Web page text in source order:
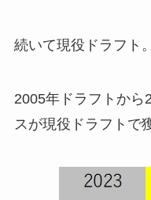
続いて現役ドラフト。
2005年ドラフトから
スが現役ドラフトで